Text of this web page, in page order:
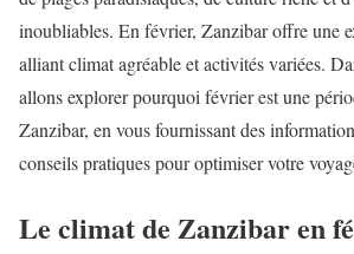
inoubliables. En février, Zanzibar offre une
alliant climat agréable et activités variées.
allons explorer pourquoi février est une
Zanzibar, en vous fournissant des
conseils pratiques pour optimiser votre
Le climat de Zanzibar en